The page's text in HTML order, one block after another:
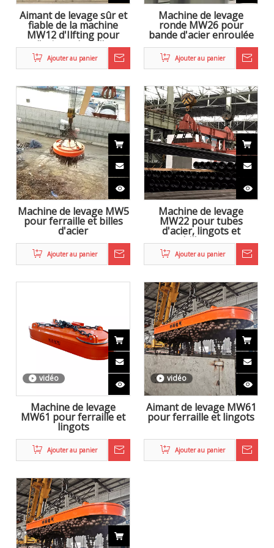
Aimant de levage sûr et
fiable de la machine
MW12 d'Ilfting pour
l'acier et la dalle
enroulés
Ajouter au panier
Machine de levage
ronde MW26 pour
bande d'acier enroulée
Ajouter au panier
Machine de levage MW5
pour ferraille et billes
d'acier
Ajouter au panier
Machine de levage
MW22 pour tubes
d'acier, lingots et
billettes
Ajouter au panier
vidéo
Machine de levage
MW61 pour ferraille et
lingots
Ajouter au panier
vidéo
Aimant de levage MW61
pour ferraille et lingots
Ajouter au panier